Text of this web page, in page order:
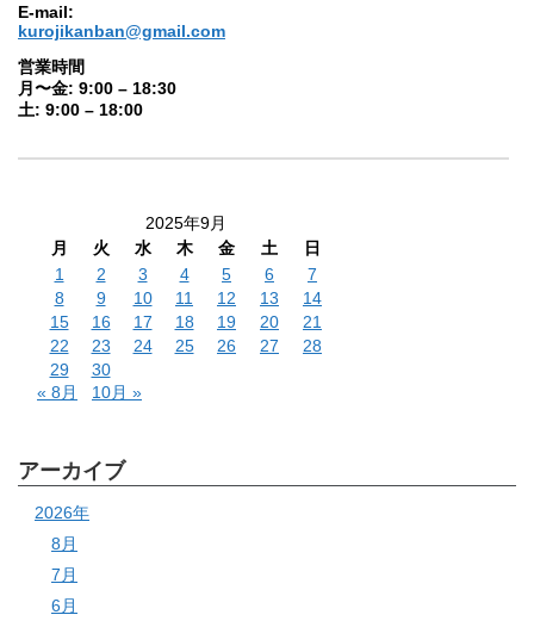
E-mail:
kurojikanban@gmail.com
営業時間
月〜金: 9:00 – 18:30
土: 9:00 – 18:00
2025年9月
月
火 水 木 金 土
日
1
2 3 4 5 6
7
8
9 10 11 12 13
14
15
16 17 18 19 20
21
22
23 24 25 26 27
28
29
30
« 8月
10月 »
アーカイブ
2026年
8月
7月
6月